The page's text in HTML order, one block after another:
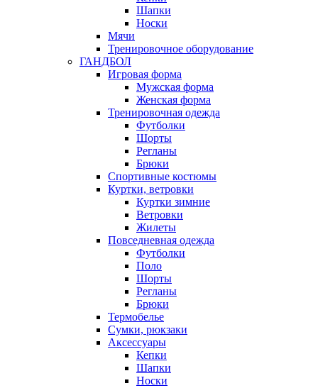
Шапки
Носки
Мячи
Тренировочное оборудование
ГАНДБОЛ
Игровая форма
Мужская форма
Женская форма
Тренировочная одежда
Футболки
Шорты
Регланы
Брюки
Спортивные костюмы
Куртки, ветровки
Куртки зимние
Ветровки
Жилеты
Повседневная одежда
Футболки
Поло
Шорты
Регланы
Брюки
Термобелье
Сумки, рюкзаки
Аксессуары
Кепки
Шапки
Носки